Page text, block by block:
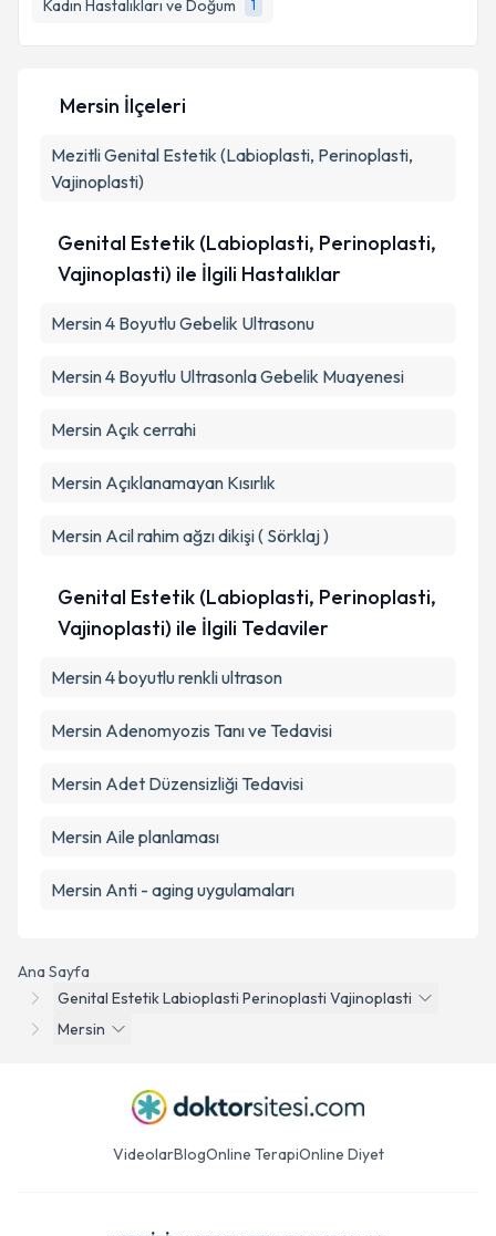
Kadın Hastalıkları ve Doğum 1
E-posta Adresiniz
Kişisel verilerimin işlenmesine ilişkinAydınlatma
Metni
Takvim Talebini Gönder
Ana Sayfa
Genital Estetik Labioplasti Perinoplasti Vajinoplasti
Mersin
Mersin İlçeleri
MezitliGenital Estetik (Labioplasti, Perinoplasti,
Vajinoplasti)
Genital Estetik (Labioplasti, Perinoplasti,
Vajinoplasti) ile İlgili Hastalıklar
Mersin 4 Boyutlu Gebelik Ultrasonu
Mersin 4 Boyutlu Ultrasonla Gebelik Muayenesi
Mersin Açık cerrahi
Mersin Açıklanamayan Kısırlık
Mersin Acil rahim ağzı dikişi ( Sörklaj )
Genital Estetik (Labioplasti, Perinoplasti,
Vajinoplasti) ile İlgili Tedaviler
Mersin 4 boyutlu renkli ultrason
Mersin Adenomyozis Tanı ve Tedavisi
Mersin Adet Düzensizliği Tedavisi
Mersin Aile planlaması
Mersin Anti - aging uygulamaları
VideolarBlogOnline TerapiOnline Diyet